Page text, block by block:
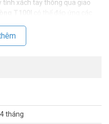
tính xách tay thông qua giao
tháng